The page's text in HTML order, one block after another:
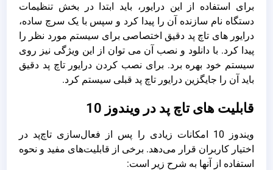
برای استفاده از این درایور، باید ابتدا در بخش تنظیمات
دستگاه نام سازنده آن را پیدا کرد و سپس با یک سرچ ساده،
درایور های تاچ پد دقیق اختصاصی برای سیستم مورد نظر را
پیدا کرد. با دانلود و نصب آن می توان از این ویژگی نیز روی
سیستم خود بهره برد. برای نصب کردن درایور تاچ پد دقیق
باید آن را جایگزین درایور تاچ پد قبلی سیستم کرد.
قابلیت های تاچ پد در ویندوز 10
ویندوز 10 امکانات زیادی را پس از فعال‌سازی تاچ‌پد در
اختیار کاربران قرار می‌دهد. برخی از قابلیت‌های مفید و نحوه
استفاده از آنها به شرح زیر است: